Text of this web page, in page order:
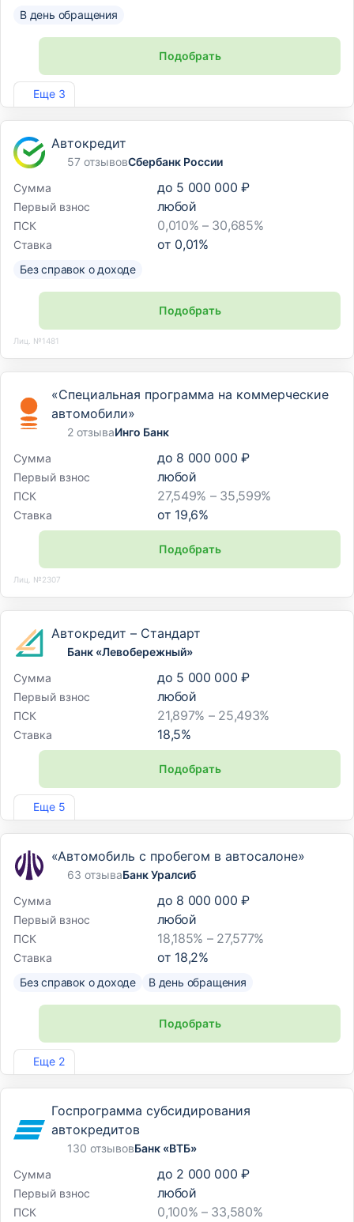
Еще 3
В день обращения
Подобрать
Лиц. №1810
Автокредит
57 отзывовСбербанк России
Сумма
до 5 000 000 ₽
Первый взнос любой
ПСК 0,010% – 30,685%
Ставка от 0,01%
Без справок о доходе
Подобрать
Лиц. №1481
«Специальная программа на коммерческие
автомобили»
2 отзываИнго Банк
Сумма
до 8 000 000 ₽
Первый взнос любой
ПСК 27,549% – 35,599%
Ставка от 19,6%
Подобрать
Лиц. №2307
Еще 5
Автокредит – Стандарт
Банк «Левобережный»
Сумма
до 5 000 000 ₽
Первый взнос любой
ПСК 21,897% – 25,493%
Ставка 18,5%
Подобрать
Лиц. №1343
Еще 2
«Автомобиль с пробегом в автосалоне»
63 отзываБанк Уралсиб
Сумма
до 8 000 000 ₽
Первый взнос любой
ПСК 18,185% – 27,577%
Ставка от 18,2%
Без справок о доходе В день обращения
Подобрать
Лиц. №2275
Госпрограмма субсидирования
автокредитов
130 отзывовБанк «ВТБ»
Сумма
до 2 000 000 ₽
Первый взнос любой
ПСК 0,100% – 33,580%